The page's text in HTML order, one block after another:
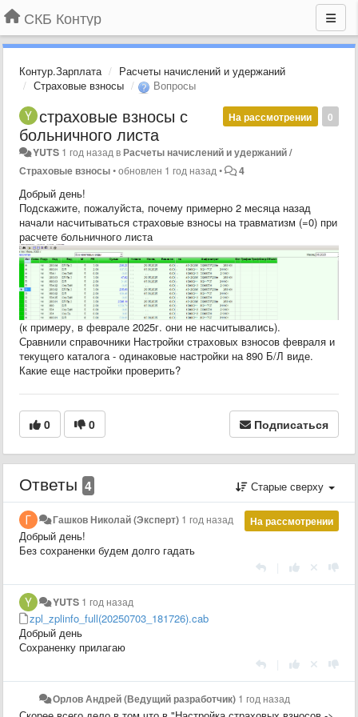
СКБ Контур
Контур.Зарплата
Расчеты начислений и удержаний
Страховые взносы
Вопросы
0
На рассмотрении
страховые взносы с
больничного листа
YUTS 1 год назад вРасчеты начислений и удержаний /
Страховые взносы•обновлен 1 год назад • 4
Добрый день!
Подскажите, пожалуйста, почему примерно 2 месяца назад
начали насчитываться страховые взносы на травматизм (=0) при
расчете больничного листа
(к примеру, в феврале 2025г. они не насчитывались).
Сравнили справочники Настройки страховых взносов февраля и
текущего каталога - одинаковые настройки на 890 Б/Л виде.
Какие еще настройки проверить?
0 0 Подписаться
Ответы 4 Старые сверху
На рассмотрении
Гашков Николай (Эксперт) 1 год назад
Добрый день!
Без сохраненки будем долго гадать
YUTS 1 год назад
zpl_zplinfo_full(20250703_181726).cab
Добрый день
Сохраненку прилагаю
Орлов Андрей (Ведущий разработчик) 1 год назад